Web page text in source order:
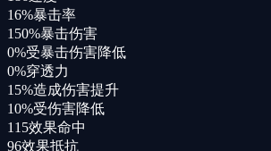
16%暴击率
150%暴击伤害
0%受暴击伤害降低
0%穿透力
15%造成伤害提升
10%受伤害降低
115效果命中
96效果抵抗